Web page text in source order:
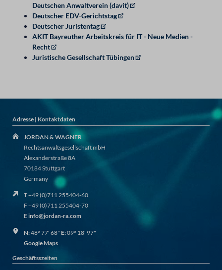
Deutschen Anwaltverein (davit)
Deutscher EDV-Gerichtstag
Deutscher Juristentag
AKIT Bayreuther Arbeitskreis für IT - Neue Medien -
Recht
Juristische Gesellschaft Tübingen
Adresse | Kontaktdaten
JORDAN & WAGNER
Rechtsanwaltsgesellschaft mbH
Alexanderstraße 8A
70184 Stuttgart
Germany
T +49 (0)711 255404-60
F +49 (0)711 255404-70
Einfo@jordan-ra.com
N:48º 77' 68" E:09º 18' 97"
Google Maps
Geschäftsszeiten